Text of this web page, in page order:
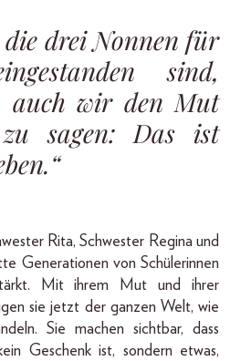
die drei Nonnen für
sind,
auch wir den Mut
sagen: Das ist
Rita, Schwester Regina und
Generationen von Schülerinnen
Mit ihrem Mut und ihrer
sie jetzt der ganzen Welt, wie
Sie machen sichtbar, dass
Geschenk ist, sondern etwas,